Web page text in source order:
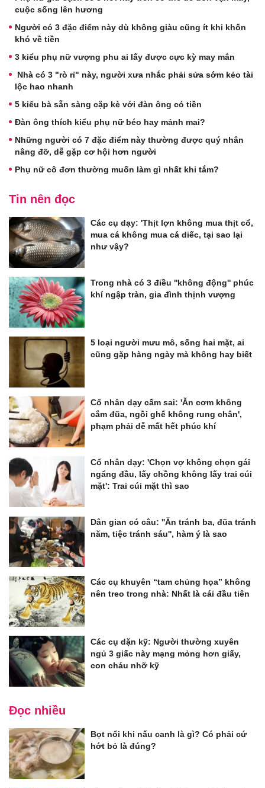
cuộc sống lên hương
Người có 3 đặc điểm này dù không giàu cũng ít khi khốn
khó về tiền
3 kiểu phụ nữ vượng phu ai lấy được cực kỳ may mắn
Nhà có 3 "rò rỉ" này, người xưa nhắc phải sửa sớm kẻo tài
lộc hao nhanh
5 kiểu bà sẵn sàng cặp kè với đàn ông có tiền
Đàn ông thích kiểu phụ nữ béo hay mảnh mai?
Những người có 7 đặc điểm này thường được quý nhân
nâng đỡ, dễ gặp cơ hội hơn người
Phụ nữ cô đơn thường muốn làm gì nhất khi tắm?
Tin nên đọc
Các cụ dạy: 'Thịt lợn không mua thịt cổ,
mua cá không mua cá diếc, tại sao lại
như vậy?
Trong nhà có 3 điều ''không động'' phúc
khí ngập tràn, gia đình thịnh vượng
5 loại người mưu mô, sống hai mặt, ai
cũng gặp hàng ngày mà không hay biết
Cổ nhân dạy cấm sai: 'Ăn cơm không
cắm đũa, ngồi ghế không rung chân',
phạm phải dễ mất hết phúc khí
Cổ nhân dạy: 'Chọn vợ không chọn gái
ngẩng đầu, lấy chồng không lấy trai cúi
mặt': Trai cúi mặt thì sao
Dân gian có câu: ''Ăn tránh ba, đũa tránh
năm, tiệc tránh sáu'', hàm ý là sao
Các cụ khuyên “tam chủng họa” không
nên treo trong nhà: Nhất là cái đầu tiên
Các cụ dặn kỹ: Người thường xuyên
ngủ 3 giấc này mạng mỏng hơn giấy,
con cháu nhỡ kỹ
Đọc nhiều
Bọt nổi khi nấu canh là gì? Có phải cứ
hớt bỏ là đúng?